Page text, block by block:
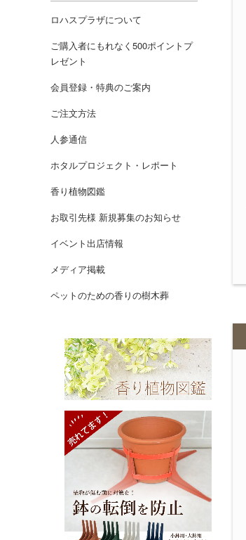
ロハスプラザについて
ご購入者にもれなく500ポイントプ
レゼント
会員登録・特典のご案内
ご注文方法
人参通信
ホタルプロジェクト・レポート
香り植物図鑑
お取引先様 新規募集のお知らせ
イベント出店情報
メディア掲載
ペットのための香りの樹木葬